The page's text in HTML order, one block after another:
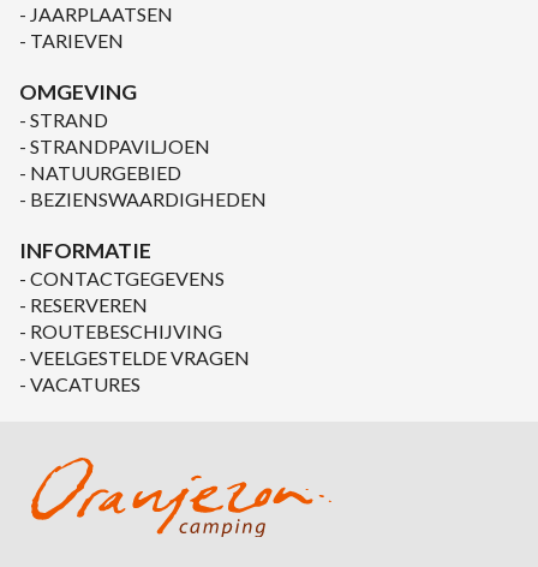
JAARPLAATSEN
TARIEVEN
OMGEVING
STRAND
STRANDPAVILJOEN
NATUURGEBIED
BEZIENSWAARDIGHEDEN
INFORMATIE
CONTACTGEGEVENS
RESERVEREN
ROUTEBESCHIJVING
VEELGESTELDE VRAGEN
VACATURES